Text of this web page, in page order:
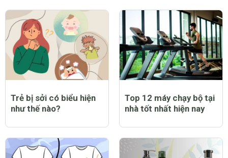
Trẻ bị sởi có biểu hiện
như thế nào?
Top 12 máy chạy bộ tại
nhà tốt nhất hiện nay